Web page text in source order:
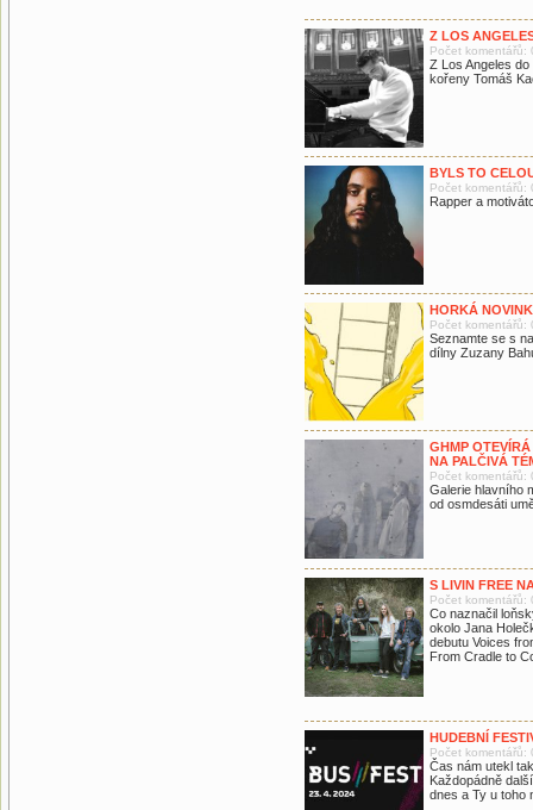
Z LOS
Počet komentářů:
Z Los Angeles
kořeny Tomáš
BYLS TO
Počet komentářů:
Rapper a
HORKÁ
Počet komentářů:
Seznamte se s
dílny Zuzany
GHMP
NA PALČIVÁ
Počet komentářů:
Galerie hlavního
od osmdesáti
S LIVIN FREE
Počet komentářů:
Co naznačil
okolo Jana
debutu Voices
From Cradle to
HUDEBNÍ
Počet komentářů:
Čas nám utekl
Každopádně
dnes a Ty u toho